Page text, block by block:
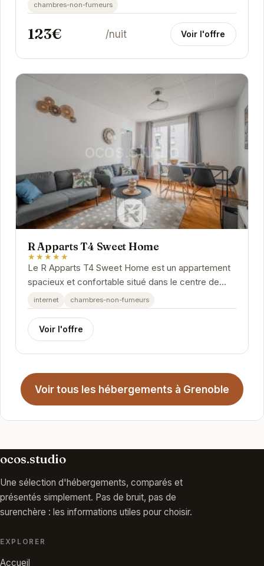
chambres-non-fumeurs
123€ /nuit Voir l'offre
R Apparts T4 Sweet Home
★★★★★
Le R Apparts T4 Sweet Home est un appartement
spacieux et confortable situé dans le centre de
Grenoble. Il est idéal pour les familles ou les...
internet chambres-non-fumeurs
Voir l'offre
Voir tous les hébergements à Grenoble
ocos.studio
Une sélection d'hébergements, comparés et
présentés simplement. Pas de bruit, pas de
surenchère : les informations utiles pour choisir.
EXPLORER
Accueil